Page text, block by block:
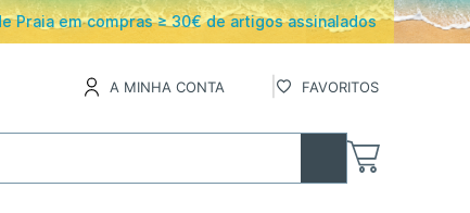
A MINHA CONTA FAVORITOS